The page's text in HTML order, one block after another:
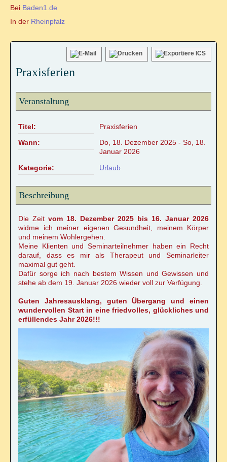
Tantramassage als alternative Heilmethode?
REIKI/WELLNESS
Reiki-Anwendung
Reiki-Wohlfühlmassage
Ohrkerzen-Ritual
Mobiler Service
TERMINKALENDER
Bei Baden1.de
In der Rheinpfalz
Praxisferien
Veranstaltung
Titel:
Praxisferien
Wann:
Do, 18. Dezember 2025 - So, 18.
Januar 2026
Kategorie:
Urlaub
Beschreibung
Die Zeit vom 18. Dezember 2025 bis 16. Januar 2026
widme ich meiner eigenen Gesundheit, meinem Körper
und meinem Wohlergehen.
Meine Klienten und Seminarteilnehmer haben ein Recht
darauf, dass es mir als Therapeut und Seminarleiter
maximal gut geht.
Dafür sorge ich nach bestem Wissen und Gewissen und
stehe ab dem 19. Januar 2026 wieder voll zur Verfügung.
Guten Jahresausklang, guten Übergang und einen
wundervollen Start in eine friedvolles, glückliches und
erfüllendes Jahr 2026!!!